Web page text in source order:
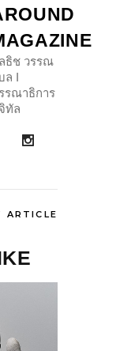
ธิช วรรณ
ล I
รณาธิการ
ทัล
ARTICLE